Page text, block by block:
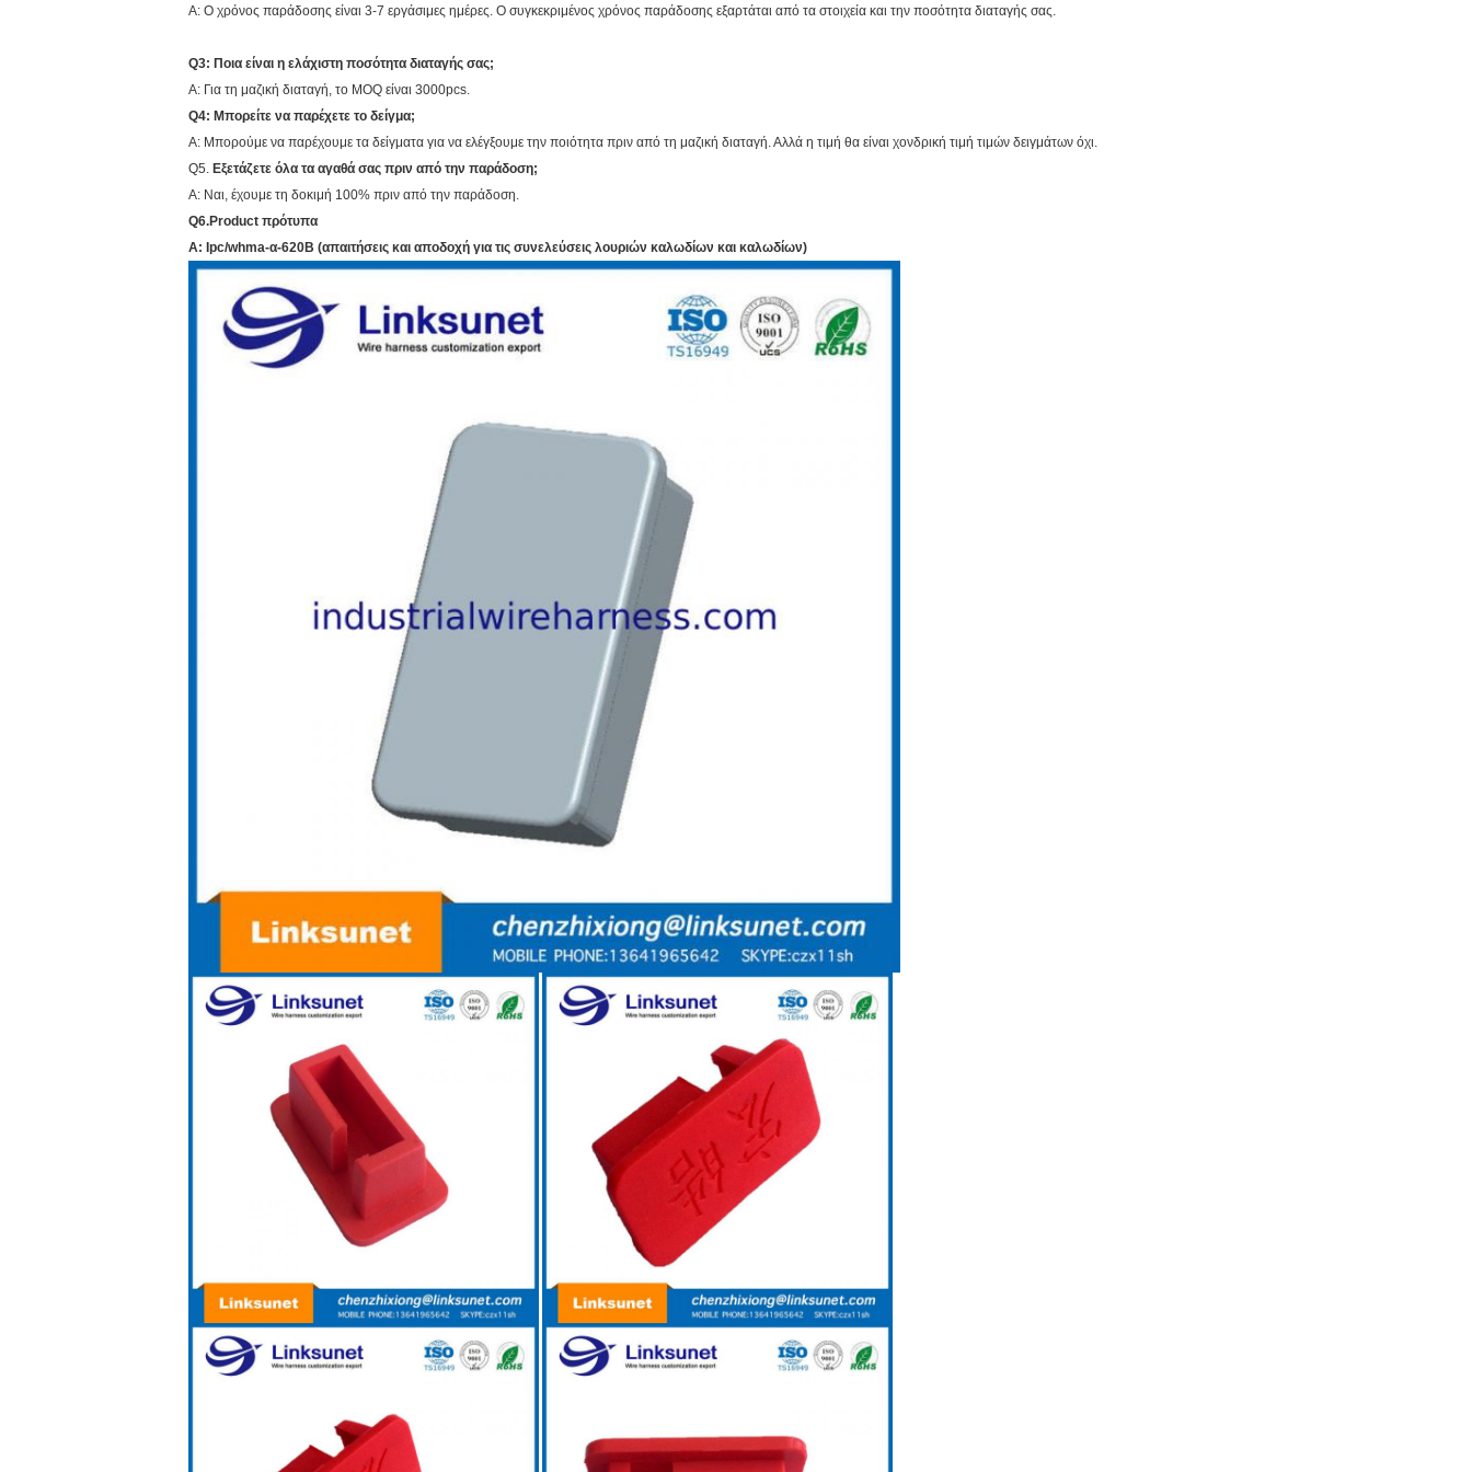
Α: Ο χρόνος παράδοσης είναι 3-7 εργάσιμες ημέρες. Ο συγκεκριμένος χρόνος παράδοσης εξαρτάται από τα στοιχεία και την ποσότητα διαταγής σας.
Q3: Ποια είναι η ελάχιστη ποσότητα διαταγής σας;
Α: Για τη μαζική διαταγή, το MOQ είναι 3000pcs.
Q4: Μπορείτε να παρέχετε το δείγμα;
Α: Μπορούμε να παρέχουμε τα δείγματα για να ελέγξουμε την ποιότητα πριν από τη μαζική διαταγή. Αλλά η τιμή θα είναι χονδρική τιμή τιμών δειγμάτων όχι.
Q5. Εξετάζετε όλα τα αγαθά σας πριν από την παράδοση;
Α: Ναι, έχουμε τη δοκιμή 100% πριν από την παράδοση.
Q6.Product πρότυπα
Α: Ipc/whma-α-620B (απαιτήσεις και αποδοχή για τις συνελεύσεις λουριών καλωδίων και καλωδίων)